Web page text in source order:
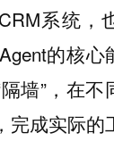
系统，
的核心
墙”，在
成实际的